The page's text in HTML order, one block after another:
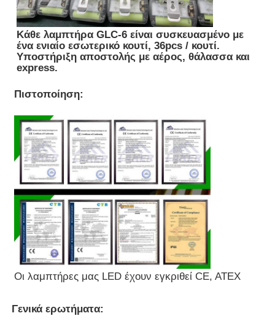
Κάθε λαμπτήρα GLC-6 είναι συσκευασμένο με
ένα ενιαίο εσωτερικό κουτί, 36pcs / κουτί.
Υποστήριξη αποστολής με αέρος, θάλασσα και
express.
Πιστοποίηση:
Οι λαμπτήρες μας LED έχουν εγκριθεί CE, ATEX
Γενικά ερωτήματα: